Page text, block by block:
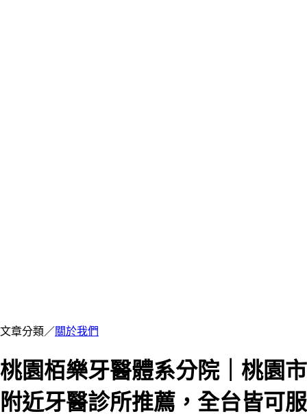
文章分類／關於我們
桃園栢樂牙醫體系分院｜桃園市
附近牙醫診所推薦，全台皆可服